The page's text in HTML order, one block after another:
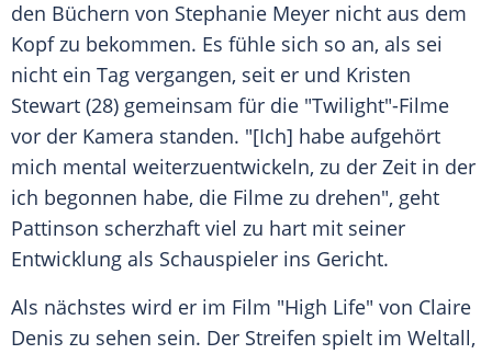
den Büchern von Stephanie Meyer nicht aus dem
Kopf zu bekommen. Es fühle sich so an, als sei
nicht ein Tag vergangen, seit er und Kristen
Stewart (28) gemeinsam für die "Twilight"-Filme
vor der Kamera standen. "[Ich] habe aufgehört
mich mental weiterzuentwickeln, zu der Zeit in der
ich begonnen habe, die Filme zu drehen", geht
Pattinson scherzhaft viel zu hart mit seiner
Entwicklung als Schauspieler ins Gericht.
Als nächstes wird er im Film "High Life" von Claire
Denis zu sehen sein. Der Streifen spielt im Weltall,